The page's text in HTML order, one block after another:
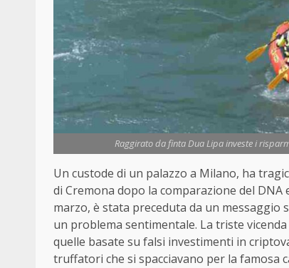
Raggirato da finta Dua Lipa investe i
Un custode di un palazzo a Milano, ha
di Cremona dopo la comparazione del
marzo, è stata preceduta da un messaggio
un problema sentimentale. La triste
quelle basate su falsi investimenti in
truffatori che si spacciavano per la